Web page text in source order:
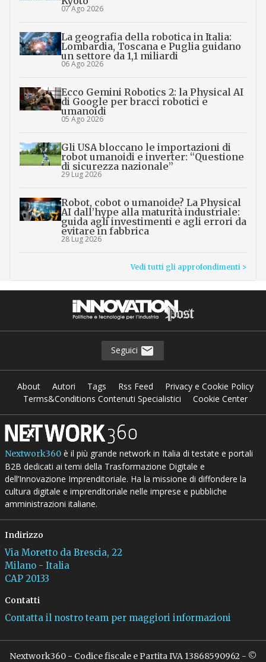
07 Ago 2026
La geografia della robotica in Italia:
Lombardia, Toscana e Puglia guidano
un settore da 1,1 miliardi
06 Ago 2026
Ecco Gemini Robotics 2: la Physical AI
di Google per bracci robotici e
umanoidi
05 Ago 2026
Gli USA bloccano le importazioni di
robot umanoidi e inverter: “Questione
di sicurezza nazionale”
29 Lug 2026
Robot, cobot o umanoide? La Physical
AI dall’hype alla maturità industriale:
guida agli investimenti e agli errori da
evitare in fabbrica
28 Lug 2026
Vedi tutti gli approfondimenti >
Seguici
About Autori Tags Rss Feed
Privacy e Cookie Policy
Terms&Conditions Contenuti Specialistici
Cookie Center
Nextwork360è il più grande network in Italia di testate e portali
B2B dedicati ai temi della Trasformazione Digitale e
dell’Innovazione Imprenditoriale. Ha la missione di diffondere la
cultura digitale e imprenditoriale nelle imprese e pubbliche
amministrazioni italiane.
Indirizzo
Via Moretto da Brescia, 22
Milano - Italia
CAP 20133
Contatti
Contatta il nostro team per maggiori informazioni
Nextwork360 - Codice fiscale e Partita IVA 13868590962 - ©